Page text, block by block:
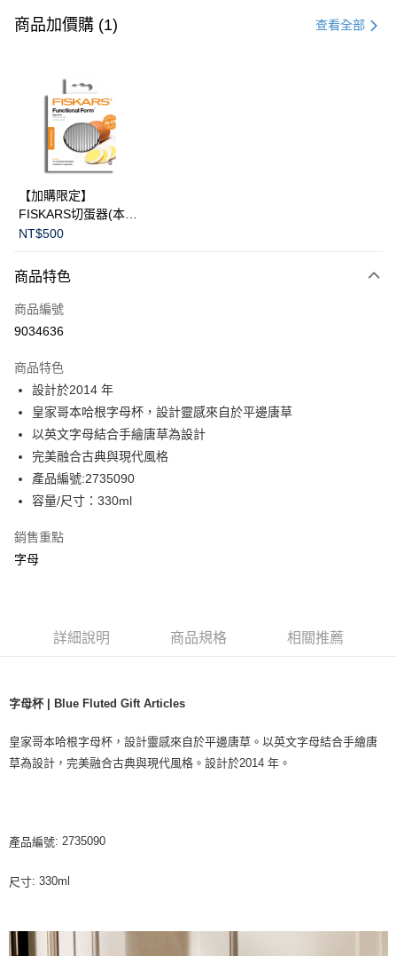
信用卡一次付款
3 期 0 利率 每期
合作金庫商業銀行
華南商業銀行
上海商業儲蓄銀行
國泰世華商業銀行
臺灣中小企業銀行
匯豐（台灣）商業銀行
聯邦商業銀行
元大商業銀行
台新國際商業銀行
LINE Pay
Apple Pay
運送方式
黑貓宅急便
商品加價購 (1) 查看全部
【加購限定】
FISKARS切蛋器(本商
品不提供破損保證)
NT$500
商品特色
商品編號
9034636
商品特色
設計於2014 年
皇家哥本哈根字母杯，設計靈感來自於平邊唐草
以英文字母結合手繪唐草為設計
完美融合古典與現代風格
產品編號:2735090
容量/尺寸：330ml
銷售重點
字母
詳細說明 商品規格 相關推薦
字母杯 | Blue Fluted Gift Articles
皇家哥本哈根字母杯，設計靈感來自於平邊唐草。以英文字母結合手繪唐
草為設計，完美融合古典與現代風格。設計於2014 年。
產品編號: 2735090
尺寸: 330ml